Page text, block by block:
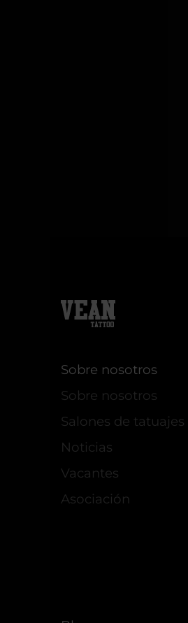
Sobre nosotros
Sobre nosotros
Salones de tatuajes
Noticias
Vacantes
Asociación